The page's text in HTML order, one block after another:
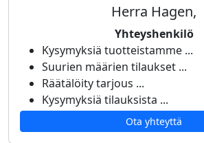
Herra Hagen,
Yhteyshenkilö
Kysymyksiä tuotteistamme ...
Suurien määrien tilaukset ...
Räätälöity tarjous ...
Kysymyksiä tilauksista ...
Ota yhteyttä